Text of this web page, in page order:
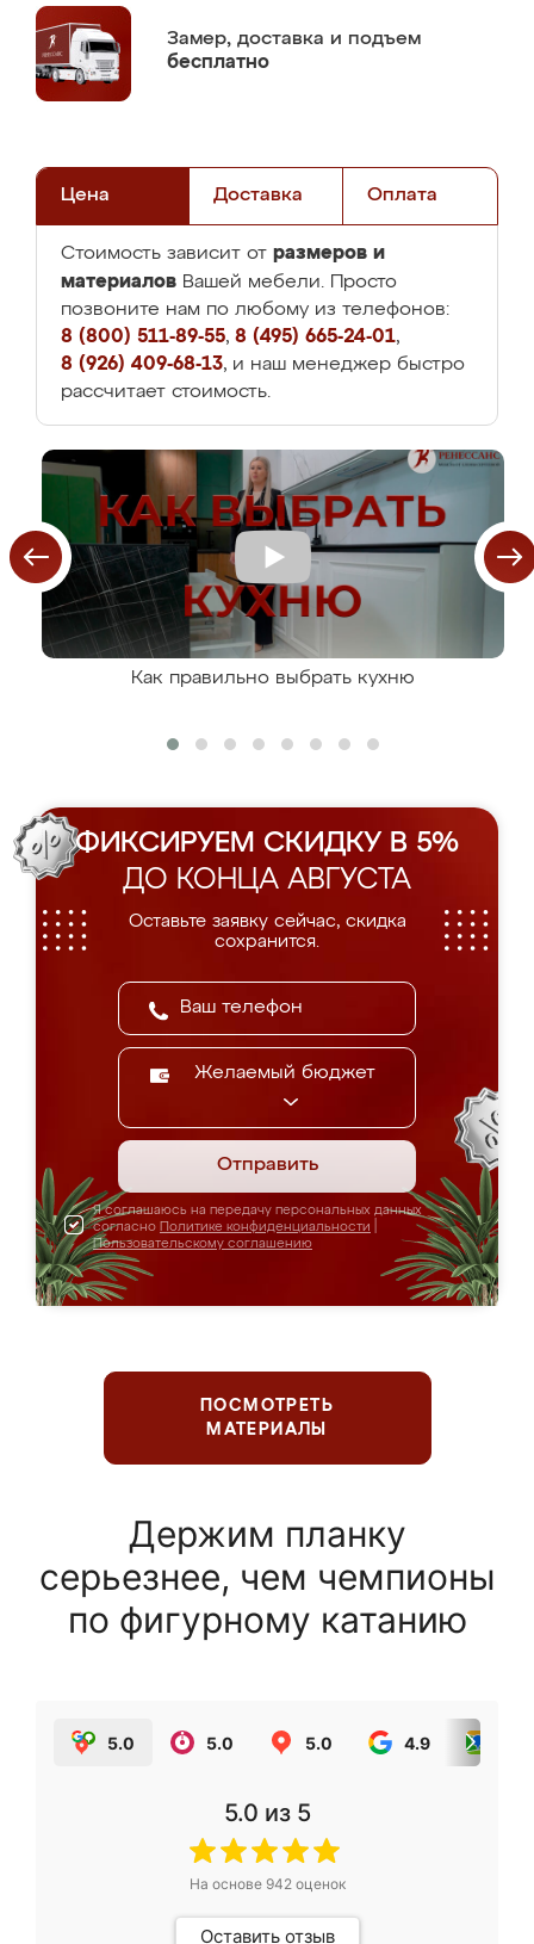
Замер, доставка и подъем
бесплатно
Цена Доставка Оплата
Стоимость зависит от размеров и
материалов Вашей мебели. Просто
позвоните нам по любому из телефонов:
8 (800) 511-89-55, 8 (495) 665-24-01,
8 (926) 409-68-13, и наш менеджер быстро
рассчитает стоимость.
Как правильно выбрать кухню
ФИКСИРУЕМ СКИДКУ В 5%
ДО КОНЦА АВГУСТА
Оставьте заявку сейчас, скидка
сохранится.
Желаемый бюджет
Отправить
Я соглашаюсь на передачу персональных данных
согласно Политике конфиденциальности
Пользовательскому соглашению
ПОСМОТРЕТЬ
МАТЕРИАЛЫ
Держим планку
серьезнее, чем чемпионы
по фигурному катанию
5.0 5.0 5.0 4.9
5.0 из 5
На основе 942оценок
Оставить отзыв